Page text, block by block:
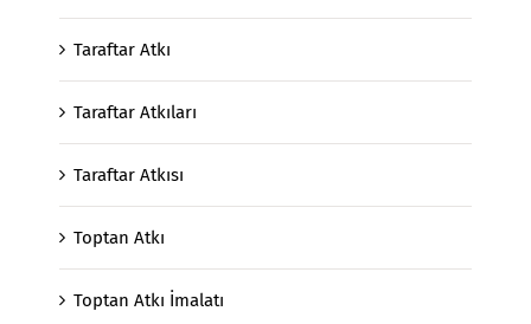
Taraftar Atkı
Taraftar Atkıları
Taraftar Atkısı
Toptan Atkı
Toptan Atkı İmalatı